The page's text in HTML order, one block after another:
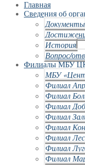
Главная
Сведения об
Документы
История
Вопрос/
Филиалы МБУ
МБУ
Филиал
Филиал
Филиал
Филиал
Филиал
Филиал
Филиал
Филиал